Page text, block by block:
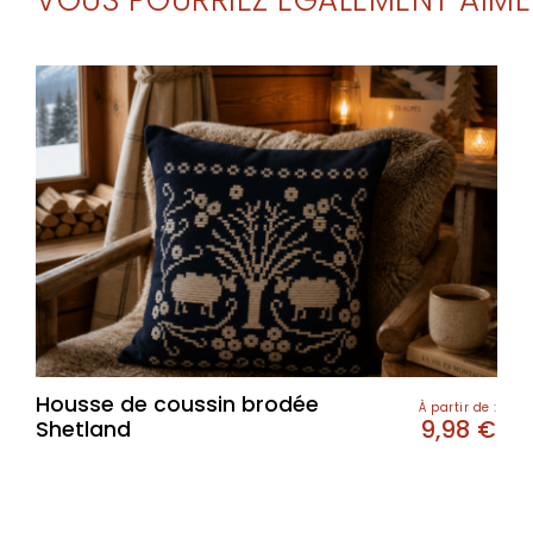
Housse de coussin brodée
Shetland
À partir de :
9,98 €